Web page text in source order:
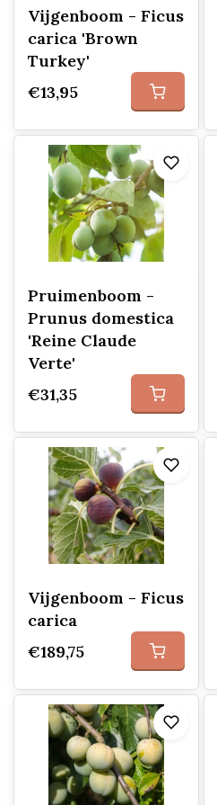
Vijgenboom - Ficus
carica 'Brown
Turkey'
€13,95
Pruimenboom -
Prunus domestica
'Reine Claude
Verte'
€31,35
Vijgenboom - Ficus
carica
€189,75